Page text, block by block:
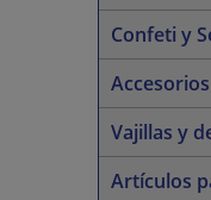
Confeti y
Vajillas y
Artículos